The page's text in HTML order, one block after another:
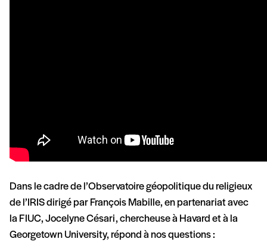
Dans le cadre de l’Observatoire géopolitique du religieux
de l’IRIS dirigé par François Mabille, en partenariat avec
la FIUC, Jocelyne Césari, chercheuse à Havard et à la
Georgetown University, répond à nos questions :